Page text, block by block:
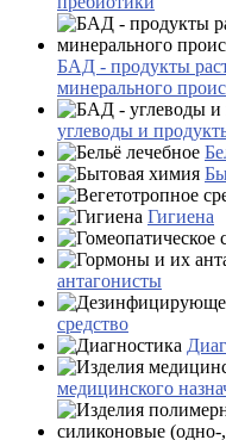
БАД - продукты
минерального
углеводы и
Гигиена
антагонисты
средство
медицинского